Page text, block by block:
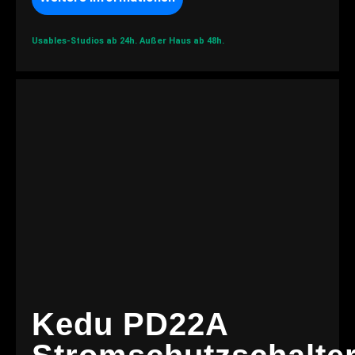
Usables-Studios ab 24h. Außer Haus ab 48h.
Kedu PD22A